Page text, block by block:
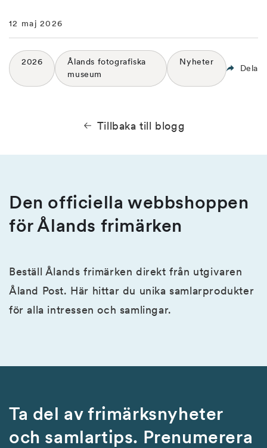
12 maj 2026
2026
Ålands fotografiska
museum
Nyheter
Dela
Tillbaka till blogg
Den officiella webbshoppen
för Ålands frimärken
Beställ Ålands frimärken direkt från utgivaren
Åland Post. Här hittar du unika samlarprodukter
för alla intressen och samlingar.
Ta del av frimärksnyheter
och samlartips. Prenumerera